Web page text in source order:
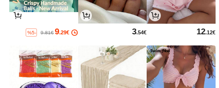
12.12€
3.54€
9.29€
9.81€
%5-